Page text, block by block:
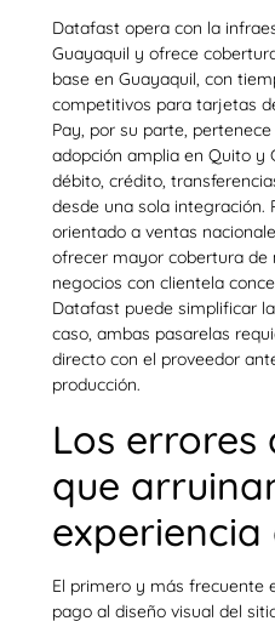
Datafast opera con la
Guayaquil y ofrece
base en Guayaquil, con
competitivos para tarjetas
Pay, por su parte,
adopción amplia en Quito y
débito, crédito,
desde una sola integración.
orientado a ventas
ofrecer mayor cobertura de
negocios con clientela
Datafast puede simplificar
caso, ambas pasarelas
directo con el proveedor
producción.
Los errores
que
El primero y más frecuente
pago al diseño visual del